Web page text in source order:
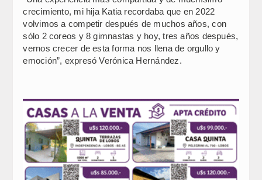
crecimiento, mi hija Katia recordaba que en 2022
volvimos a competir después de muchos años, con
sólo 2 coreos y 8 gimnastas y hoy, tres años después,
vernos crecer de esta forma nos llena de orgullo y
emoción”, expresó Verónica Hernández.